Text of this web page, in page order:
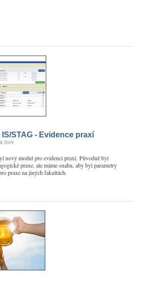
STAG - Evidence praxí
nový modul pro evidenci praxí. Původně byl
praxe, ale máme snahu, aby byl parametry
praxe na jiných fakultách.